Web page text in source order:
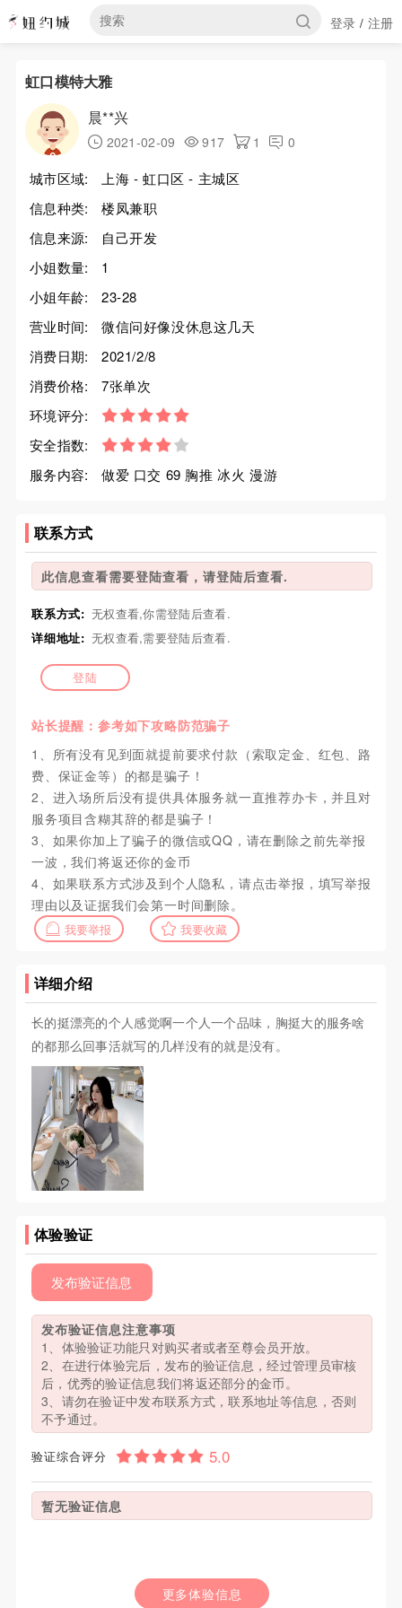
登录 / 注册
虹口模特大雅
晨**兴
2021-02-09 917 1 0
城市区域:
上海 - 虹口区 - 主城区
信息种类:
楼凤兼职
信息来源:
自己开发
小姐数量:
1
小姐年龄:
23-28
营业时间:
微信问好像没休息这几天
消费日期:
2021/2/8
消费价格:
7张单次
环境评分:
安全指数:
服务内容:
做爱 口交 69 胸推 冰火 漫游
联系方式
此信息查看需要登陆查看，请登陆后查看.
联系方式: 无权查看,你需登陆后查看.
详细地址: 无权查看,需要登陆后查看.
登陆
站长提醒：参考如下攻略防范骗子
1、所有没有见到面就提前要求付款（索取定金、红包、路
费、保证金等）的都是骗子！
2、进入场所后没有提供具体服务就一直推荐办卡，并且对
服务项目含糊其辞的都是骗子！
3、如果你加上了骗子的微信或QQ，请在删除之前先举报
一波，我们将返还你的金币
4、如果联系方式涉及到个人隐私，请点击举报，填写举报
理由以及证据我们会第一时间删除。
我要举报 我要收藏
详细介绍
长的挺漂亮的个人感觉啊一个人一个品味，胸挺大的服务啥
的都那么回事活就写的几样没有的就是没有。
体验验证
发布验证信息
发布验证信息注意事项
1、体验验证功能只对购买者或者至尊会员开放。
2、在进行体验完后，发布的验证信息，经过管理员审核
后，优秀的验证信息我们将返还部分的金币。
3、请勿在验证中发布联系方式，联系地址等信息，否则
不予通过。
验证综合评分
暂无验证信息
更多体验信息